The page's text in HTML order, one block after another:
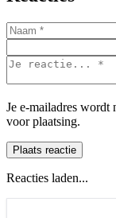
Je e-mailadres wordt
voor plaatsing.
Plaats reactie
Reacties laden...